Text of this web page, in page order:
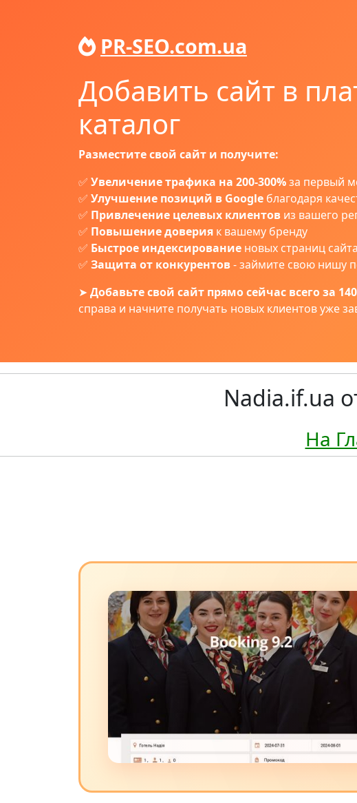
PR-SEO.com.ua
Добавить сайт в
каталог
Разместите свой сайт и получите:
✅ Увеличение трафика на 200-300%за первый
✅ Улучшение позиций в Google благодаря
✅ Привлечение целевых клиентов из вашего
✅ Повышение доверия к вашему бренду
✅ Быстрое индексирование новых страниц сайта
✅ Защита от конкурентов- займите свою нишу
➤ Добавьте свой сайт прямо сейчас всего за
справа и начните получать новых клиентов уже
Nadia.if.ua
На